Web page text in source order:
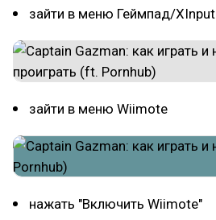
зайти в меню Геймпад/XInput
зайти в меню Wiimote
нажать "Включить Wiimote"